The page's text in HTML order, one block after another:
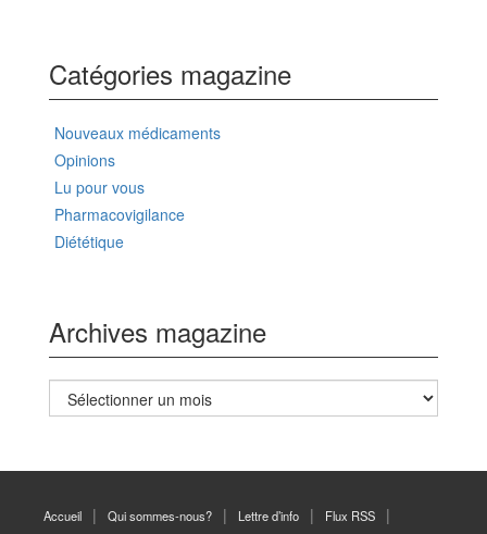
Catégories magazine
Nouveaux médicaments
Opinions
Lu pour vous
Pharmacovigilance
Diététique
Archives magazine
Archives
magazine
Accueil Qui sommes-nous? Lettre d’info Flux RSS